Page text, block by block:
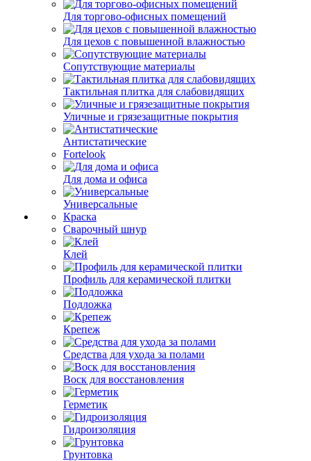
Для торгово-офисных помещений
Для цехов с повышенной влажностью
Сопутствующие материалы
Тактильная плитка для слабовидящих
Уличные и грязезащитные покрытия
Антистатические
Fortelook
Для дома и офиса
Универсальные
Краска
Сварочный шнур
Клей
Профиль для керамической плитки
Подложка
Крепеж
Средства для ухода за полами
Воск для восстановления
Герметик
Гидроизоляция
Грунтовка